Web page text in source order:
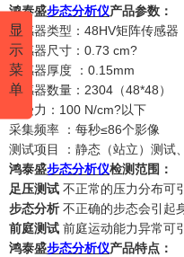
鸿泰盛步态分析仪产品参数：
传感器类型： 48HV矩阵传感器
传感器尺寸： 0.73 cm?
传感器厚度
： 0.15mm
传感器数量： 2304（48*48）
承受力： 100 N/cm?以下
采集频率
：每秒≤86个影像
测试项目
：静态（站立）测
鸿泰盛步态分析仪检测范围：
足压测试 不正常的压力分布可
步态分析 不正确的步态会引起
前庭测试 前庭运动能力异常可
鸿泰盛步态分析仪产品特点：
显
示
菜
单